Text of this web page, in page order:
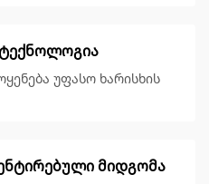
ტექნოლოგია
უფასო ხარისხის
მიდგომა